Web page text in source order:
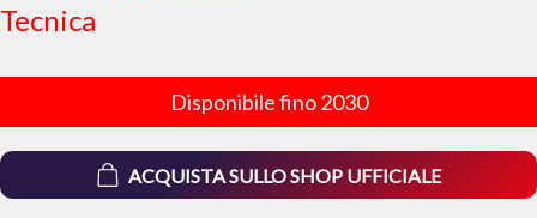
Tecnica
Disponibile fino 2030
ACQUISTA SULLO SHOP UFFICIALE